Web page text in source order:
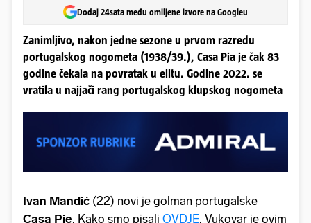
Dodaj 24sata među omiljene izvore na Googleu
Zanimljivo, nakon jedne sezone u prvom razredu
portugalskog nogometa (1938/39.), Casa Pia je čak 83
godine čekala na povratak u elitu. Godine 2022. se
vratila u najjači rang portugalskog klupskog nogometa
Ivan Mandić (22) novi je golman portugalske
Casa Pie. Kako smo pisali OVDJE, Vukovar je ovim